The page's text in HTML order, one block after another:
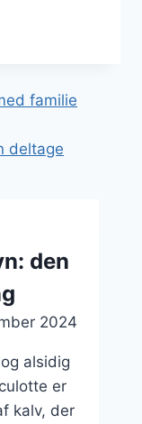
familie
deltage
den
2024
alsidig
er
kalv, der